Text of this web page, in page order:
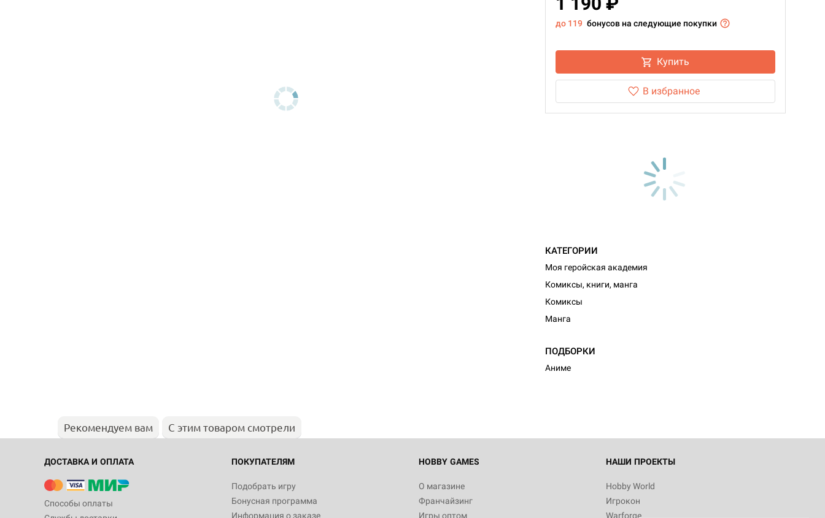
до 119 бонусов на следующие покупки
Купить
В избранное
КАТЕГОРИИ
Моя геройская академия
Комиксы, книги, манга
Комиксы
Манга
ПОДБОРКИ
Аниме
Рекомендуем вам С этим товаром смотрели
ДОСТАВКА И ОПЛАТА
Способы оплаты
ПОКУПАТЕЛЯМ
Подобрать игру
Бонусная программа
Информация о заказе
HOBBY GAMES
О магазине
Франчайзинг
Игры оптом
НАШИ ПРОЕКТЫ
Hobby World
Игрокон
Warforge